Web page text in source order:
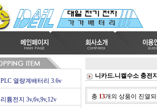
PLC 열량계배터리 3.6v
리튬전지 3v,6v,9v,12v
니카드.니켈수소 충전지
총 13개의 상품이 진열